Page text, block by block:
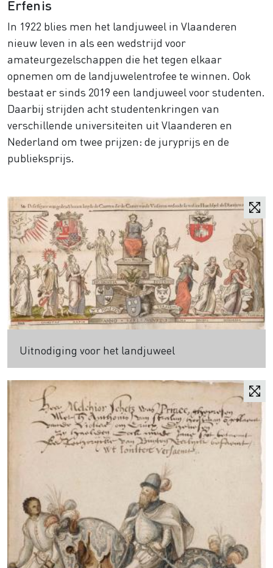
Erfenis
In 1922 blies men het landjuweel in Vlaanderen
nieuw leven in als een wedstrijd voor
amateurgezelschappen die het tegen elkaar
opnemen om de landjuwelentrofee te winnen. Ook
bestaat er sinds 2019 een landjuweel voor studenten.
Daarbij strijden acht studentenkringen van
verschillende universiteiten uit Vlaanderen en
Nederland om twee prijzen: de juryprijs en de
publieksprijs.
Uitnodiging voor het landjuweel